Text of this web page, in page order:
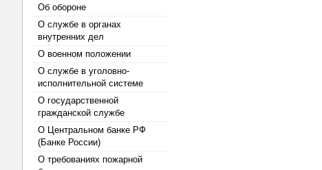
Об обороне
О службе в органах
внутренних дел
О военном положении
О службе в уголовно-
исполнительной системе
О государственной
гражданской службе
О Центральном банке РФ
(Банке России)
О требованиях пожарной